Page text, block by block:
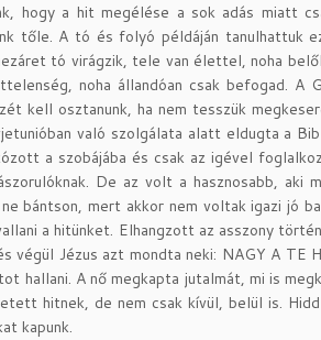
hogy a hit megélése a sok adás miatt
tőle. A tó és folyó példáján tanulhattuk
tó virágzik, tele van élettel, noha
noha állandóan csak befogad.
kell osztanunk, ha nem tesszük
való szolgálata alatt eldugta a
a szobájába és csak az igével
De az volt a hasznosabb, aki
bántson, mert akkor nem voltak igazi jó
a hitünket. Elhangzott az asszony
végül Jézus azt mondta neki: NAGY A TE
hallani. A nő megkapta jutalmát, mi is
hitnek, de nem csak kívül, belül is.
kapunk.